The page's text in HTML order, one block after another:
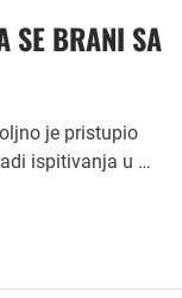
SE BRANI SA
je pristupio
ispitivanja u …